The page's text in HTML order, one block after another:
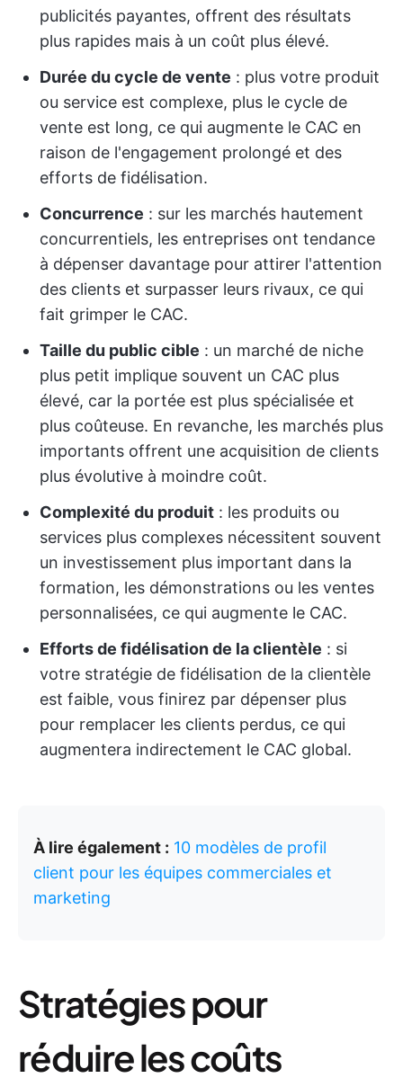
publicités payantes, offrent des résultats
plus rapides mais à un coût plus élevé.
Durée du cycle de vente : plus votre produit
ou service est complexe, plus le cycle de
vente est long, ce qui augmente le CAC en
raison de l'engagement prolongé et des
efforts de fidélisation.
Concurrence : sur les marchés hautement
concurrentiels, les entreprises ont tendance
à dépenser davantage pour attirer l'attention
des clients et surpasser leurs rivaux, ce qui
fait grimper le CAC.
Taille du public cible : un marché de niche
plus petit implique souvent un CAC plus
élevé, car la portée est plus spécialisée et
plus coûteuse. En revanche, les marchés plus
importants offrent une acquisition de clients
plus évolutive à moindre coût.
Complexité du produit : les produits ou
services plus complexes nécessitent souvent
un investissement plus important dans la
formation, les démonstrations ou les ventes
personnalisées, ce qui augmente le CAC.
Efforts de fidélisation de la clientèle : si
votre stratégie de fidélisation de la clientèle
est faible, vous finirez par dépenser plus
pour remplacer les clients perdus, ce qui
augmentera indirectement le CAC global.
À lire également : 10 modèles de profil
client pour les équipes commerciales et
marketing
Stratégies pour
réduire les coûts